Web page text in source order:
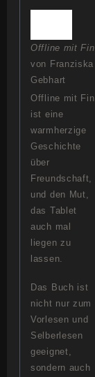
Offline mit
von Franziska
Gebhart
Offline mit
ist eine
warmherzige
Geschichte
über
und den Mut,
das Tablet
auch mal
liegen zu
lassen.
Das Buch ist
nicht nur zum
Vorlesen und
Selberlesen
geeignet,
sondern auch